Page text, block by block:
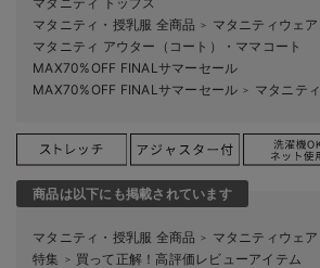
マタニティ・授乳服 全商品 ＞ マタニティウェア
マタニティ アウター（コート）・ママコート
MAX70%OFF FINALサマーセール
MAX70%OFF FINALサマーセール ＞ マタニティ
商品は以下にも掲載されています
マタニティ・授乳服 全商品 ＞ マタニティウェア
特集
＞ 買って正解！高評価レビューアイテム